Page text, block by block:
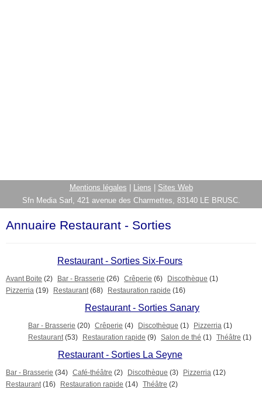
Mentions légales Liens
Sites Web
Sfn Media Sarl, 421 avenue des Charmettes, 83140 LE BRUSC.
Annuaire Restaurant - Sorties
Restaurant - Sorties Six-Fours
Avant Boite (2) Bar - Brasserie (26) Crêperie (6) Discothèque (1)
Pizzerria (19) Restaurant (68) Restauration rapide (16)
Restaurant - Sorties Sanary
Bar - Brasserie (20) Crêperie (4) Discothèque (1) Pizzerria (1)
Restaurant (53) Restauration rapide (9) Salon de thé (1) Théâtre (1)
Restaurant - Sorties La Seyne
Bar - Brasserie (34) Café-théâtre (2) Discothèque (3) Pizzerria (12)
Restaurant (16) Restauration rapide (14) Théâtre (2)